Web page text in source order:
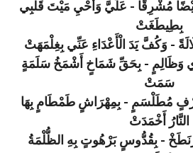
مُشْرِقًا - عَلَيَّ وَأَحْيِ مَيْتَ قَلْبِي
بِطِيطَغَتْ
- وَكُفَّ يَدَ الْأَعْدَاءِ عَنِّي بِغِلْمَهَتْ
وَظَالِمٍ - بِحَقِّ شَمَاخٍ أَشْمَخُ سَلَمَةٍ
سَمَتْ
مُطَلْسَمٍ - بِمِهْرَاشٍ طَمْطَامٍ بِهَا
النَّارُ أَخْمَدَتْ
- بِقُدُّوسٍ بَرْهُوتٍ بِهِ الظُّلْمَةُ